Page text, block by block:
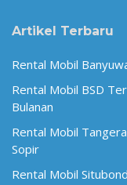
Artikel Terbaru
Rental Mobil
Rental Mobil BSD
Bulanan
Rental Mobil
Sopir
Rental Mobil